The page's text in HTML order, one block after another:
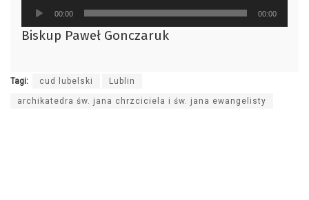
Odtwarzacz
plików
dźwiękowych
00:00 00:00
Biskup Paweł Gonczaruk
Tagi: cud lubelski Lublin
archikatedra św. jana chrzciciela i św. jana ewangelisty